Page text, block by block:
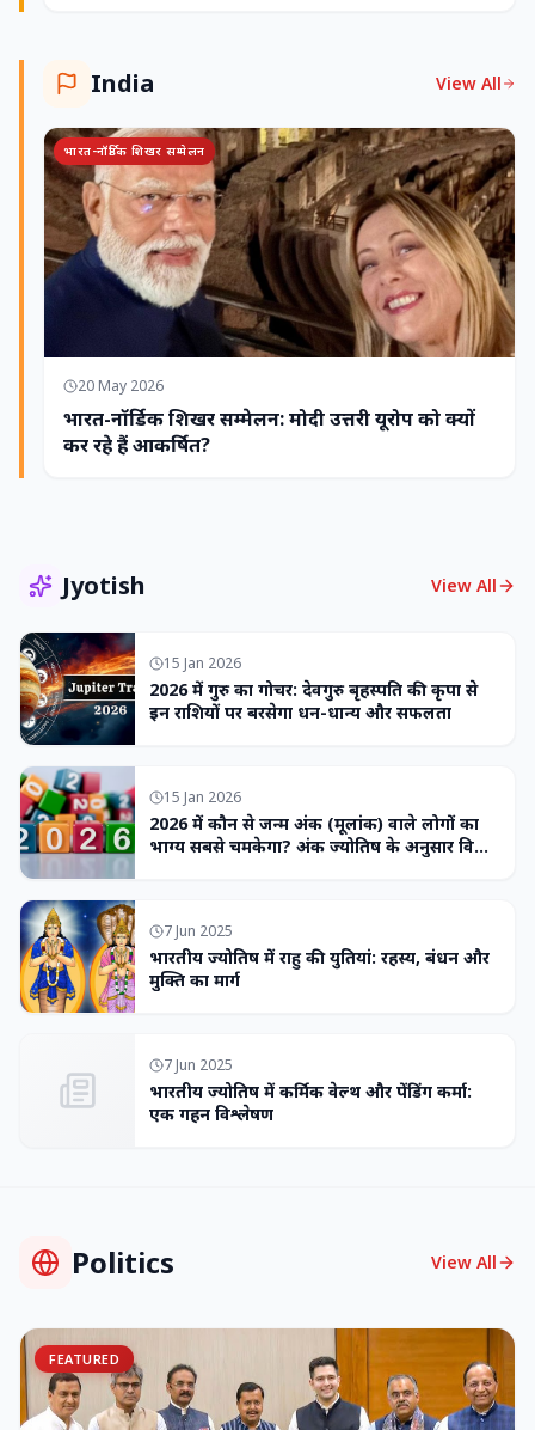
India View All
भारत-नॉर्डिक शिखर सम्मेलन
20 May 2026
भारत-नॉर्डिक शिखर सम्मेलन: मोदी उत्तरी यूरोप को क्यों
कर रहे हैं आकर्षित?
Jyotish View All
15 Jan 2026
2026 में गुरु का गोचर: देवगुरु बृहस्पति की कृपा से
इन राशियों पर बरसेगा धन-धान्य और सफलता
15 Jan 2026
2026 में कौन से जन्म अंक (मूलांक) वाले लोगों का
भाग्य सबसे चमकेगा? अंक ज्योतिष के अनुसार विशेष
7 Jun 2025
भारतीय ज्योतिष में राहु की युतियां: रहस्य, बंधन और
मुक्ति का मार्ग
7 Jun 2025
भारतीय ज्योतिष में कर्मिक वेल्थ और पेंडिंग कर्मा:
एक गहन विश्लेषण
Politics View All
FEATURED